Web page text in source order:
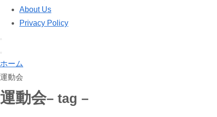
About Us
Privacy Policy
ホーム
運動会
運動会– tag –